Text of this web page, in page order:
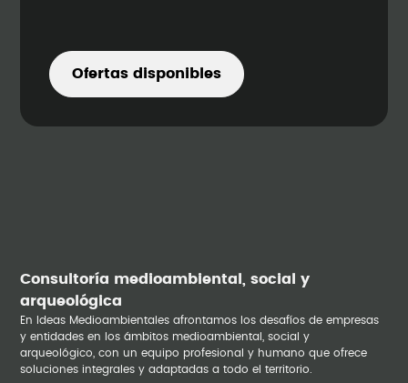
Ofertas disponibles
Consultoría medioambiental, social y
arqueológica
En Ideas Medioambientales afrontamos los desafíos de empresas
y entidades en los ámbitos medioambiental, social y
arqueológico, con un equipo profesional y humano que ofrece
soluciones integrales y adaptadas a todo el territorio.